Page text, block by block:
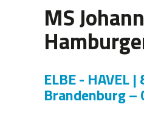
MS
ELBE -
Brandenburg –